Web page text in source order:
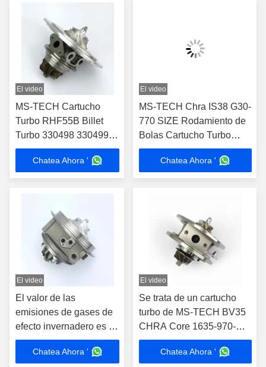
El video
MS-TECH Cartucho
Turbo RHF55B Billet
Turbo 330498 330499
796483 796484 para
Ferrari 488 GTB 3.9T V8
VU21 VU22
Chatea Ahora '
El video
MS-TECH Chra IS38 G30-
770 SIZE Rodamiento de
Bolas Cartucho Turbo
06K145722A 06K145702n
para Audi A3 S3 Ea888
Rhf5 Turbocompresor
Chatea Ahora '
El video
El valor de las
emisiones de gases de
efecto invernadero es el
valor de las emisiones
de gases de efecto
Chatea Ahora '
El video
Se trata de un cartucho
turbo de MS-TECH BV35
CHRA Core 1635-970-
0028.1659700028, 1635
970 0028 para el 28231-
Chatea Ahora '